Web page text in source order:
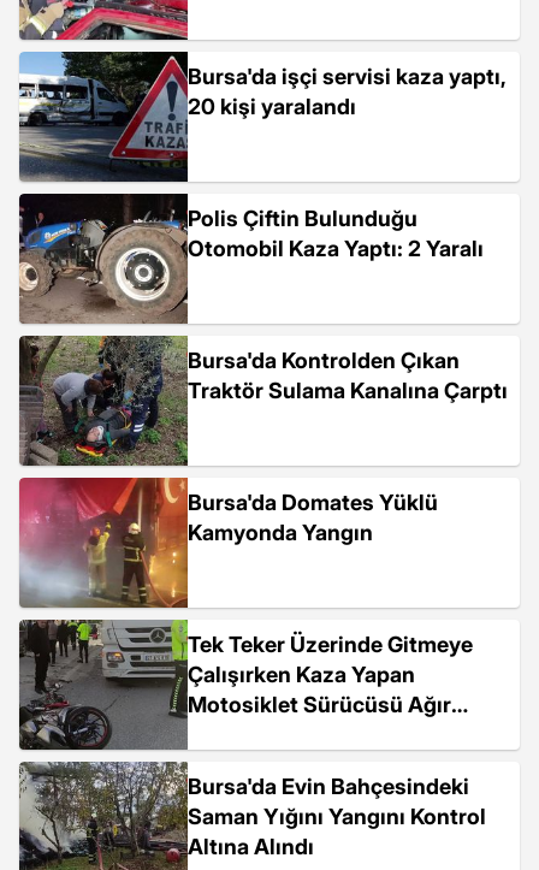
Bursa'da işçi servisi kaza yaptı,
20 kişi yaralandı
Polis Çiftin Bulunduğu
Otomobil Kaza Yaptı: 2 Yaralı
Bursa'da Kontrolden Çıkan
Traktör Sulama Kanalına Çarptı
Bursa'da Domates Yüklü
Kamyonda Yangın
Tek Teker Üzerinde Gitmeye
Çalışırken Kaza Yapan
Motosiklet Sürücüsü Ağır
Bursa'da Evin Bahçesindeki
Saman Yığını Yangını Kontrol
Altına Alındı